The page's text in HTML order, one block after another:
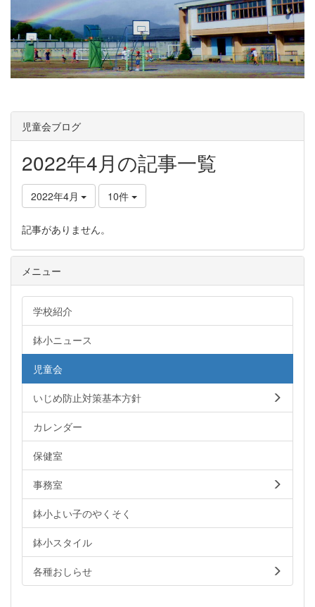
児童会ブログ
2022年4月の記事一覧
2022年4月 10件
記事がありません。
メニュー
学校紹介
鉢小ニュース
児童会
いじめ防止対策基本方針
カレンダー
保健室
事務室
鉢小よい子のやくそく
鉢小スタイル
各種おしらせ